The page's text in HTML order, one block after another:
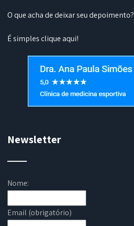
O que acha de deixar seu depoimento?
É simplesclique aqui!
Newsletter
Nome:
Email (obrigatório)